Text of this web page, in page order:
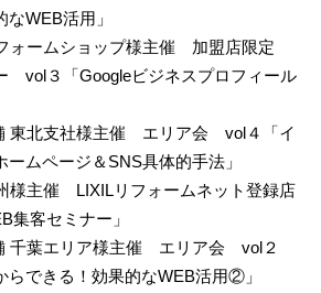
WEB活用」
ォームショップ様主催 加盟店限定
vol３「Googleビジネスプロフィール
東北支社様主催 エリア会 vol４「イ
ムページ＆SNS具体的手法」
様主催 LIXILリフォームネット登録店
集客セミナー」
千葉エリア様主催 エリア会 vol２
らできる！効果的なWEB活用②」